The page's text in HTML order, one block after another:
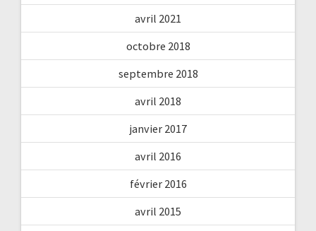
avril 2021
octobre 2018
septembre 2018
avril 2018
janvier 2017
avril 2016
février 2016
avril 2015